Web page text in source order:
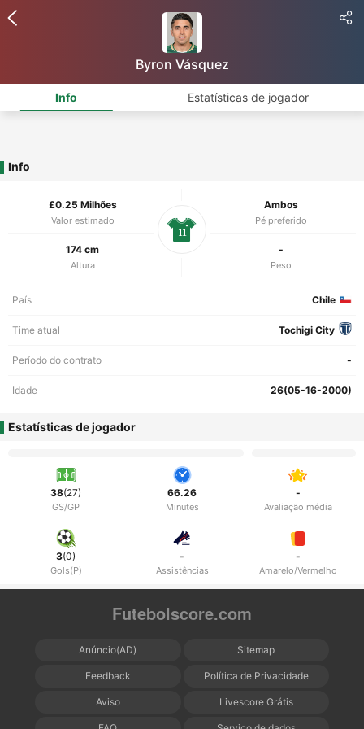
Byron Vásquez
Info Estatísticas de jogador
Info
£0.25 Milhões
Valor estimado
Ambos
Pé preferido
174 cm
Altura
-
Peso
11
País Chile
Time atual Tochigi City
Período do contrato -
Idade 26(05-16-2000)
Estatísticas de jogador
38(27)
GS/GP
66.26
Minutes
-
Avaliação média
3(0)
Gols(P)
-
Assistências
-
Amarelo/Vermelho
Futebolscore.com
Anúncio(AD) Sitemap
Feedback Política de Privacidade
Aviso Livescore Grátis